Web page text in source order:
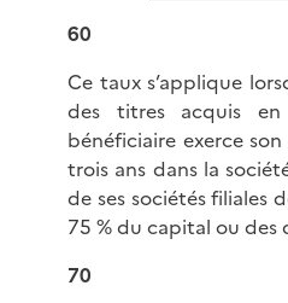
60
Ce taux s’applique
des titres acquis
bénéficiaire exerce
trois ans dans la
de ses sociétés filiales
75 % du capital ou des
70